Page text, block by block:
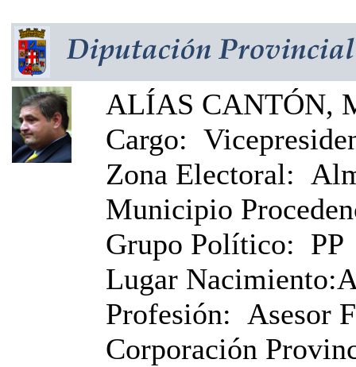
ALÍAS CANTÓN,
Cargo:
Zona Electoral:
Municipio
Grupo Político: PP
Lugar Nacimiento:
Profesión: Asesor
Corporación